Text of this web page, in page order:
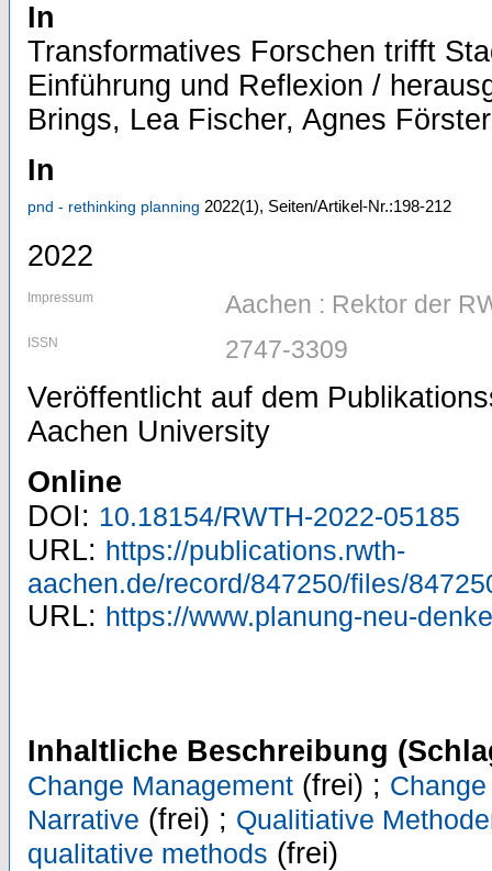
In
Transformatives Forschen trifft
Einführung und Reflexion /
Brings, Lea Fischer, Agnes
In
pnd - rethinking planning 2022(1), Seiten/Artikel-Nr.:198-212
2022
Impressum Aachen : Rektor der
ISSN 2747-3309
Veröffentlicht auf dem
Aachen University
Online
DOI: 10.18154/RWTH-2022-05185
URL: https://publications.rwth-
aachen.de/record/847250/files/
URL: https://www.planung-neu-
Inhaltliche Beschreibung
Change Management (frei) ;
Narrative (frei) ; Qualitiative
qualitative methods (frei)